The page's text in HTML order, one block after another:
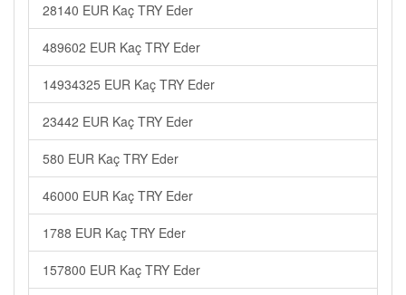
28140 EUR Kaç TRY Eder
489602 EUR Kaç TRY Eder
14934325 EUR Kaç TRY Eder
23442 EUR Kaç TRY Eder
580 EUR Kaç TRY Eder
46000 EUR Kaç TRY Eder
1788 EUR Kaç TRY Eder
157800 EUR Kaç TRY Eder